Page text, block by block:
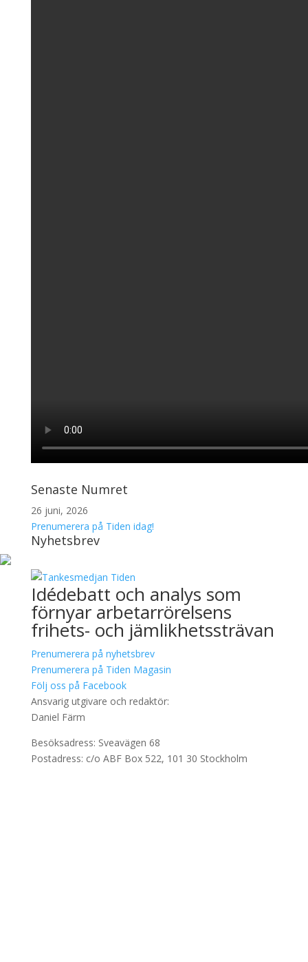
Senaste Numret
26 juni, 2026
Prenumerera på Tiden idag!
Nyhetsbrev
Idédebatt och analys som
förnyar arbetarrörelsens
frihets- och jämlikhetssträvan
Prenumerera på nyhetsbrev
Prenumerera på Tiden Magasin
Följ oss på Facebook
Ansvarig utgivare och redaktör:
Daniel Färm
Besöksadress: Sveavägen 68
Postadress: c/o ABF Box 522, 101 30 Stockholm